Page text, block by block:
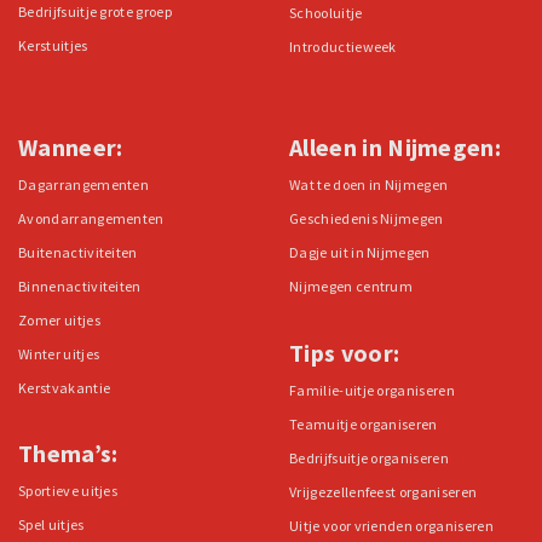
Bedrijfsuitje grote groep
Kerstuitjes
Schooluitje
Introductieweek
Wanneer:
Dagarrangementen
Avondarrangementen
Buitenactiviteiten
Binnenactiviteiten
Zomer uitjes
Winter uitjes
Kerstvakantie
Thema’s:
Sportieve uitjes
Spel uitjes
Alleen in Nijmegen:
Wat te doen in Nijmegen
Geschiedenis Nijmegen
Dagje uit in Nijmegen
Nijmegen centrum
Tips voor:
Familie-uitje organiseren
Teamuitje organiseren
Bedrijfsuitje organiseren
Vrijgezellenfeest organiseren
Uitje voor vrienden organiseren